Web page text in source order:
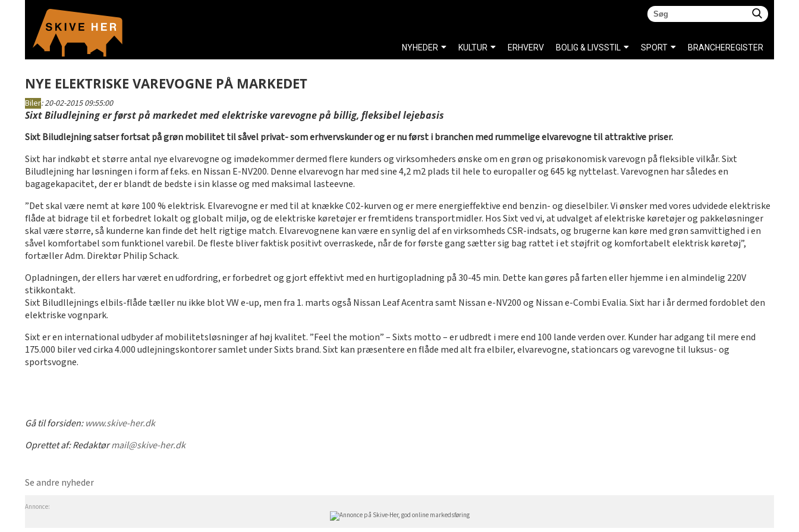
NYE ELEKTRISKE VAREVOGNE PÅ MARKEDET
Biler:20-02-2015 09:55:00
Sixt Biludlejning er først på markedet med elektriske varevogne på billig, fleksibel lejebasis
Sixt Biludlejning satser fortsat på grøn mobilitet til såvel privat- som erhvervskunder og er nu først i branchen med rummelige elvarevogne til attraktive priser.
Sixt har indkøbt et større antal nye elvarevogne og imødekommer dermed flere kunders og virksomheders ønske om en grøn og prisøkonomisk varevogn på fleksible vilkår. Sixt
Biludlejning har løsningen i form af f.eks. en Nissan E-NV200. Denne elvarevogn har med sine 4,2 m2 plads til hele to europaller og 645 kg nyttelast. Varevognen har således en
bagagekapacitet, der er blandt de bedste i sin klasse og med maksimal lasteevne.
”Det skal være nemt at køre 100 % elektrisk. Elvarevogne er med til at knække C02-kurven og er mere energieffektive end benzin- og dieselbiler. Vi ønsker med vores udvidede elektriske
flåde at bidrage til et forbedret lokalt og globalt miljø, og de elektriske køretøjer er fremtidens transportmidler. Hos Sixt ved vi, at udvalget af elektriske køretøjer og pakkeløsninger
skal være større, så kunderne kan finde det helt rigtige match. Elvarevognene kan være en synlig del af en virksomheds CSR-indsats, og brugerne kan køre med grøn samvittighed i en
såvel komfortabel som funktionel varebil. De fleste bliver faktisk positivt overraskede, når de for første gang sætter sig bag rattet i et støjfrit og komfortabelt elektrisk køretøj”,
fortæller Adm. Direktør Philip Schack.
Opladningen, der ellers har været en udfordring, er forbedret og gjort effektivt med en hurtigopladning på 30-45 min. Dette kan gøres på farten eller hjemme i en almindelig 220V
stikkontakt.
Sixt Biludllejnings elbils-flåde tæller nu ikke blot VW e-up, men fra 1. marts også Nissan Leaf Acentra samt Nissan e-NV200 og Nissan e-Combi Evalia. Sixt har i år dermed fordoblet den
elektriske vognpark.
Sixt er en international udbyder af mobilitetsløsninger af høj kvalitet. ”Feel the motion” – Sixts motto – er udbredt i mere end 100 lande verden over. Kunder har adgang til mere end
175.000 biler ved cirka 4.000 udlejningskontorer samlet under Sixts brand. Sixt kan præsentere en flåde med alt fra elbiler, elvarevogne, stationcars og varevogne til luksus- og
sportsvogne.
Gå til forsiden:www.skive-her.dk
Oprettet af:Redaktørmail@skive-her.dk
Se andre nyheder
Annonce:
NYHEDER KULTUR ERHVERV BOLIG & LIVSSTIL SPORT BRANCHEREGISTER